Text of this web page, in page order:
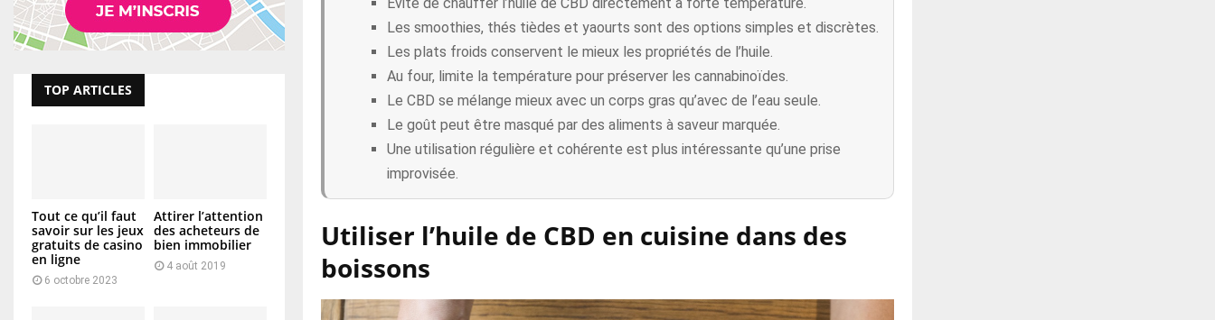
Les smoothies, thés tièdes et yaourts sont des options simples et discrètes.
Les plats froids conservent le mieux les propriétés de l’huile.
Au four, limite la température pour préserver les cannabinoïdes.
Le CBD se mélange mieux avec un corps gras qu’avec de l’eau seule.
Le goût peut être masqué par des aliments à saveur marquée.
Une utilisation régulière et cohérente est plus intéressante qu’une prise
improvisée.
Utiliser l’huile de CBD en cuisine dans des
boissons
TOP ARTICLES
Tout ce qu’il faut
savoir sur les jeux
gratuits de casino
en ligne
6 octobre 2023
Attirer l’attention
des acheteurs de
bien immobilier
4 août 2019